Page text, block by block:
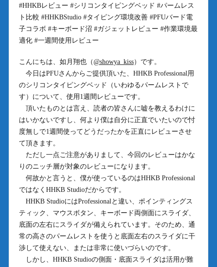
#HHKBレビュー #シリコンタイピングベッド #パームレス
ト比較 #HHKBStudio #タイピング環境改善 #PFUバード電
子コラボ #キーボード沼 #ガジェットレビュー #作業環境最
適化 #一週間使用レビュー
こんにちは、如月翔也（@showya_kiss）です。
今日はPFUさんからご提供頂いた、HHKB Professional用
のシリコンタイピングベッド（いわゆるパームレストで
す）について、使用1週間レビューです。
頂いたものとは言え、読者の皆さんに嘘を教えるわけに
はいかないですし、何より僕は自分に正直でいたいので忖
度無しで1週間使ってどうだったかを正直にレビューさせ
て頂きます。
ただし一点ご注意がありまして、今回のレビューはかな
りのニッチ層が対象のレビューになります。
何故かと言うと、僕が使っているのはHHKB Professional
ではなくHHKB Studioだからです。
HHKB StudioにはProfessionalと違い、ポインティングス
ティック、マウスボタン、キーボード両側面にスライダ、
底面の左右にスライダが備えられています。そのため、通
常の高さのパームレストを使うと底面左右のスライダに干
渉して使えない、または非常に使いづらいのです。
しかし、HHKB Studioの側面・底面スライダは活用が難